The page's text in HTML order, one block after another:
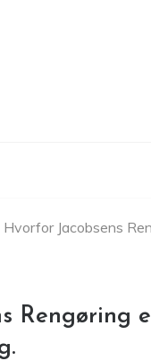
Hvorfor Jacobsens